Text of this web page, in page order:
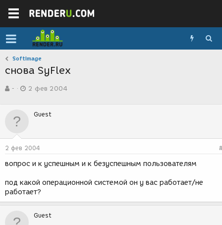
SoftImage
снова SyFlex
в
р
м
ы
-
а
д
н
я
2 фев 2004
Guest
2 фев 2004
вопрос и к успешным и к безуспешным пользователям
под какой операционной системой он у вас работает/не
работает?
Guest